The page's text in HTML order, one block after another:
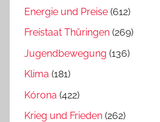
Energie und Preise (612)
Freistaat Thüringen (269)
Jugendbewegung (136)
Klima (181)
Kórona (422)
Krieg und Frieden (262)